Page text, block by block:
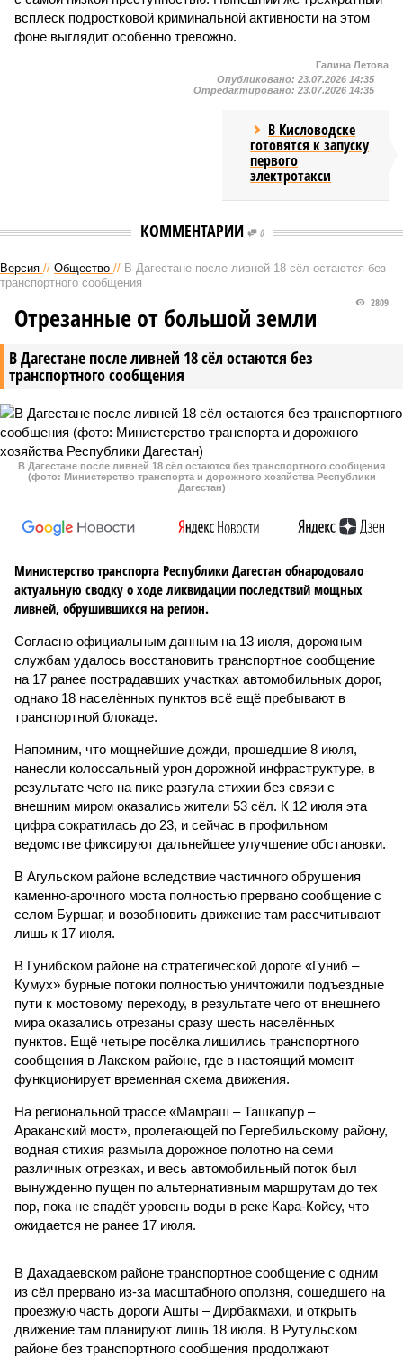
всплеск подростковой криминальной активности на этом
фоне выглядит особенно тревожно.
Галина Летова
Опубликовано: 23.07.2026 14:35
Отредактировано: 23.07.2026 14:35
В Кисловодске
готовятся к запуску
первого
электротакси
КОММЕНТАРИИ 0
Версия // Общество // В Дагестане после ливней 18 сёл остаются без
транспортного сообщения
В Дагестане после ливней 18 сёл остаются без
транспортного сообщения
2809
Отрезанные от большой земли
В Дагестане после ливней 18 сёл остаются без транспортного сообщения
(фото: Министерство транспорта и дорожного хозяйства Республики
Дагестан)
Министерство транспорта Республики Дагестан обнародовало
актуальную сводку о ходе ликвидации последствий мощных
ливней, обрушившихся на регион.
Согласно официальным данным на 13 июля, дорожным
службам удалось восстановить транспортное сообщение
на 17 ранее пострадавших участках автомобильных дорог,
однако 18 населённых пунктов всё ещё пребывают в
транспортной блокаде.
Напомним, что мощнейшие дожди, прошедшие 8 июля,
нанесли колоссальный урон дорожной инфраструктуре, в
результате чего на пике разгула стихии без связи с
внешним миром оказались жители 53 сёл. К 12 июля эта
цифра сократилась до 23, и сейчас в профильном
ведомстве фиксируют дальнейшее улучшение обстановки.
В Агульском районе вследствие частичного обрушения
каменно-арочного моста полностью прервано сообщение с
селом Буршаг, и возобновить движение там рассчитывают
лишь к 17 июля.
В Гунибском районе на стратегической дороге «Гуниб –
Кумух» бурные потоки полностью уничтожили подъездные
пути к мостовому переходу, в результате чего от внешнего
мира оказались отрезаны сразу шесть населённых
пунктов. Ещё четыре посёлка лишились транспортного
сообщения в Лакском районе, где в настоящий момент
функционирует временная схема движения.
На региональной трассе «Мамраш – Ташкапур –
Араканский мост», пролегающей по Гергебильскому району,
водная стихия размыла дорожное полотно на семи
различных отрезках, и весь автомобильный поток был
вынужденно пущен по альтернативным маршрутам до тех
пор, пока не спадёт уровень воды в реке Кара-Койсу, что
ожидается не ранее 17 июля.
В Дахадаевском районе транспортное сообщение с одним
из сёл прервано из-за масштабного оползня, сошедшего на
проезжую часть дороги Ашты – Дирбакмахи, и открыть
движение там планируют лишь 18 июля. В Рутульском
районе без транспортного сообщения продолжают